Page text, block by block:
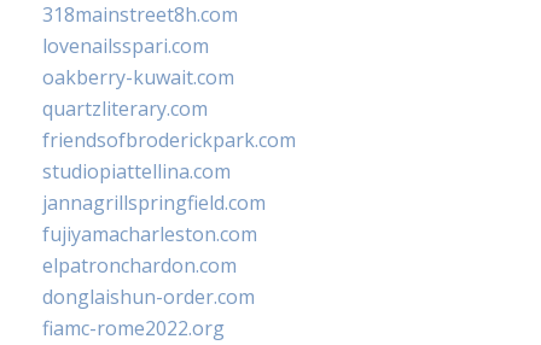
318mainstreet8h.com
lovenailsspari.com
oakberry-kuwait.com
quartzliterary.com
friendsofbroderickpark.com
studiopiattellina.com
jannagrillspringfield.com
fujiyamacharleston.com
elpatronchardon.com
donglaishun-order.com
fiamc-rome2022.org